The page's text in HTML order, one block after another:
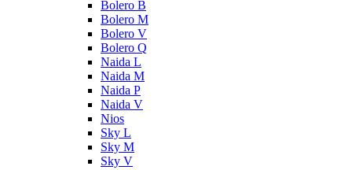
Bolero B
Bolero M
Bolero V
Bolero Q
Naida L
Naida M
Naida P
Naida V
Nios
Sky L
Sky M
Sky V